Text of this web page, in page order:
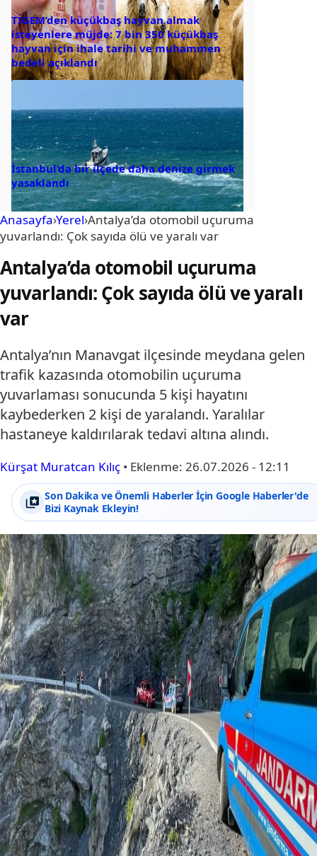
TİGEM’den küçükbaş hayvan almak
isteyenlere müjde: 7 bin 350 küçükbaş
hayvan için ihale tarihi ve muhammen
bedeli açıklandı
İstanbul’da bir ilçede daha denize girmek
yasaklandı
Anasayfa›Yerel›Antalya’da otomobil uçuruma
yuvarlandı: Çok sayıda ölü ve yaralı var
Antalya’da otomobil uçuruma
yuvarlandı: Çok sayıda ölü ve yaralı
var
Antalya’nın Manavgat ilçesinde meydana gelen
trafik kazasında otomobilin uçuruma
yuvarlaması sonucunda 5 kişi hayatını
kaybederken 2 kişi de yaralandı. Yaralılar
hastaneye kaldırılarak tedavi altına alındı.
Kürşat Muratcan Kılıç • Eklenme: 26.07.2026 - 12:11
Son Dakika ve Önemli Haberler İçin Google Haberler'de
Bizi Kaynak Ekleyin!